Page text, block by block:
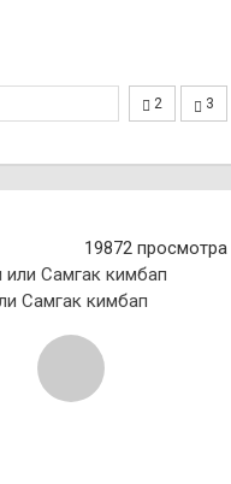
2 3
19872 просмотра
Самгак кимбап